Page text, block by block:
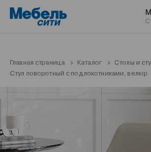
Главная страница Каталог Столы и
Стул поворотный с подлокотниками, велюр